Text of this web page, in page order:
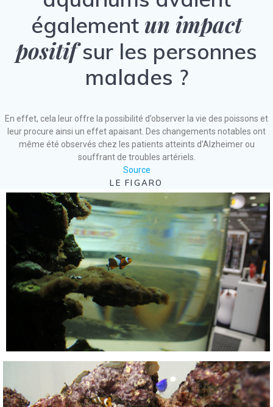
également un impact
positifsur les personnes
malades ?
En effet, cela leur offre la possibilité d’observer la vie des poissons et
leur procure ainsi un effet apaisant. Des changements notables ont
même été observés chez les patients atteints d’Alzheimer ou
souffrant de troubles artériels.
Source
LE FIGARO